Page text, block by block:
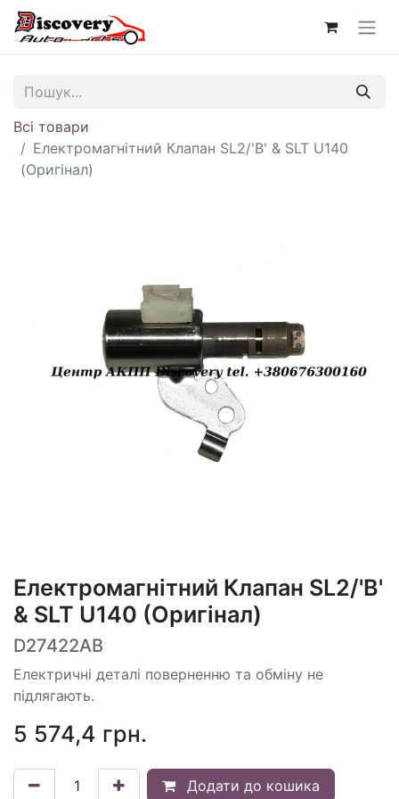
Всі товари
Електромагнітний Клапан SL2/'B' & SLT U140
(Оригінал)
Електромагнітний Клапан SL2/'B'
& SLT U140 (Оригінал)
D27422AB
Електричні деталі поверненню та обміну не
підлягають.
5 574,4 грн.
Додати до кошика